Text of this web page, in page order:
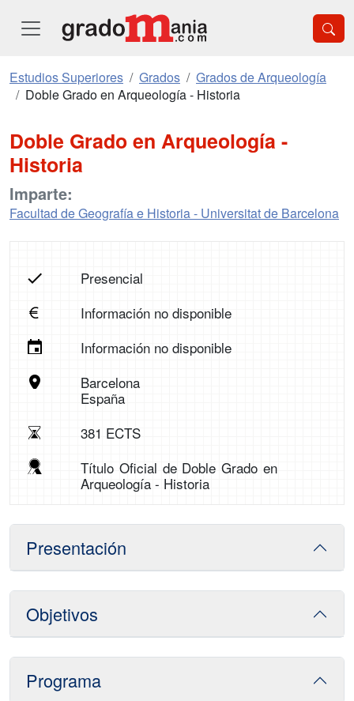
Estudios Superiores Grados
Grados de Arqueología
Doble Grado en Arqueología - Historia
Doble Grado en Arqueología -
Historia
Imparte:
Facultad de Geografía e Historia - Universitat de Barcelona
Presencial
Información no disponible
Información no disponible
Barcelona
España
381 ECTS
Título Oficial de Doble Grado en
Arqueología - Historia
Presentación
Objetivos
Programa